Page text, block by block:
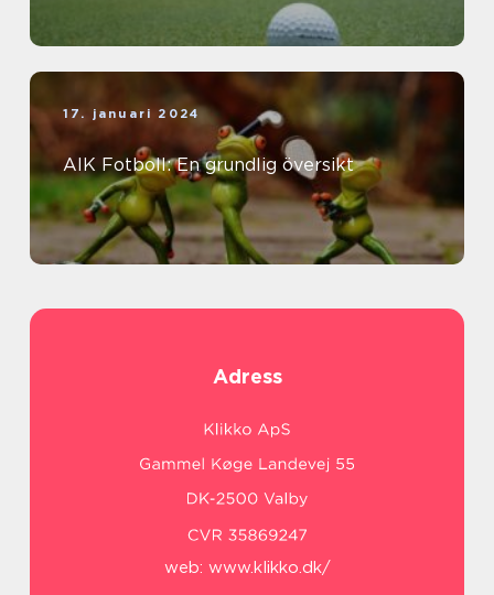
17. januari 2024
AIK Fotboll: En grundlig översikt
Adress
web: www.klikko.dk/